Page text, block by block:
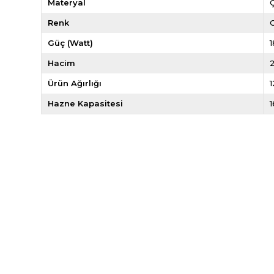
Materyal
Renk
Güç (Watt)
Hacim
Ürün Ağırlığı
Hazne Kapasitesi